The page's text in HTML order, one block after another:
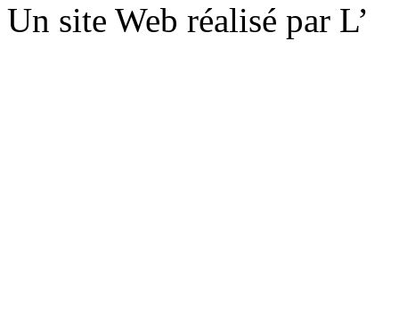
Un site Web réalisé par L’